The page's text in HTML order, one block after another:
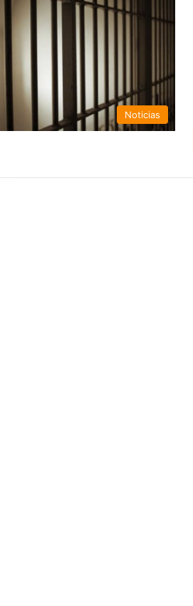
Noticias